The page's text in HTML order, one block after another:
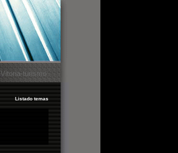
Vitoria-turismo
Listado temas